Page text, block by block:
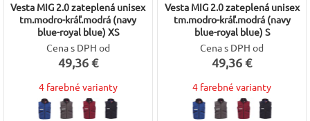
Vesta MIG 2.0 zateplená unisex
tm.modro-kráľ.modrá (navy
blue-royal blue) XS
Cena s DPH od
49,36 €
4 farebné varianty
Vesta MIG 2.0 zateplená unisex
tm.modro-kráľ.modrá (navy
blue-royal blue) S
Cena s DPH od
49,36 €
4 farebné varianty